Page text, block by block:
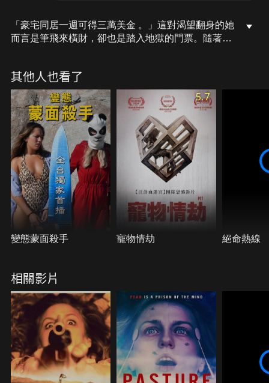
「豪宅同居一週可得三萬美金 。」這對渴望翻身的她
而言是筆飛來橫財，卻也是踏入地獄的門票。隨著豪
其他人也看了
變態蒙面殺手
5.7
寵物情劫 絕命熱線
相關影片